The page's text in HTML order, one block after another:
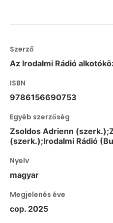
Szerző
Az Irodalmi Rádió
ISBN
9786156690753
Egyéb szerzőség
Zsoldos Adrienn
(szerk.);Irodalmi Rádió
Nyelv
magyar
Megjelenés éve
cop. 2025